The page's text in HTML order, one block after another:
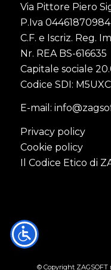
Via Pittore Piero
P.Iva 04461870984
C.F. e Iscriz. Reg.
Nr. REA BS-616635
Capitale sociale
Codice SDI:
E-mail:
Privacy policy
Cookie policy
Il Codice Etico di
© Copyright